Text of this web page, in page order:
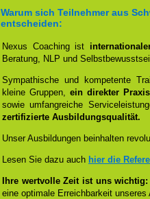
Warum sich Teilnehmer aus
entscheiden:
Nexus Coaching ist
Beratung, NLP und
Sympathische und kompetente
kleine Gruppen, ein direkter
sowie umfangreiche
zertifizierte Ausbildungsqualität.
Unser Ausbildungen beinhalten
Lesen Sie dazu auch hier die
Ihre wertvolle Zeit ist uns wichtig:
eine optimale Erreichbarkeit